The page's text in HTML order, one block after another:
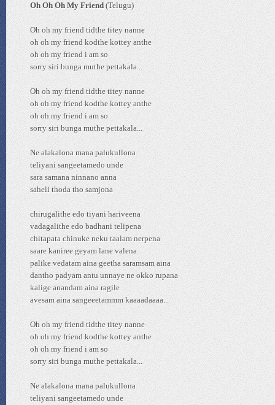
Oh Oh Oh My Friend (Telugu)
Oh oh my friend tidthe titey nanne
oh oh my friend kodthe kottey anthe
oh oh my friend i am so
sorry siri bunga muthe pettakala...
Oh oh my friend tidthe titey nanne
oh oh my friend kodthe kottey anthe
oh oh my friend i am so
sorry siri bunga muthe pettakala...
Ne alakalona mana palukullona
teliyani sangeetamedo unde
sara samana ninnano anna
saheli thoda tho samjona
chirugalithe edo tiyani hariveena
vadagalithe edo badhani telipena
chitapata chinuke neku taalam nerpena
saare kaniree geyam lane valena
palike vedatam aina geetha saramsam aina
dantho padyam antu unnaye ne okko rupana
kalige anandam aina ragile
avesam aina sangeeetammm kaaaadaaaa...
Oh oh my friend tidthe titey nanne
oh oh my friend kodthe kottey anthe
oh oh my friend i am so
sorry siri bunga muthe pettakala...
Ne alakalona mana palukullona
teliyani sangeetamedo unde